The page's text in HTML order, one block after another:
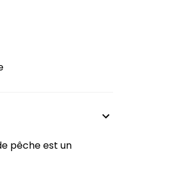
pêche est un